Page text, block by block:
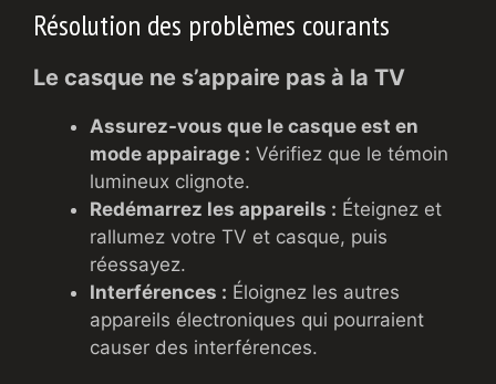
Résolution des problèmes courants
Le casque ne s’appaire pas à la TV
Assurez-vous que le casque est en
mode appairage : Vérifiez que le témoin
lumineux clignote.
Redémarrez les appareils : Éteignez et
rallumez votre TV et casque, puis
réessayez.
Interférences : Éloignez les autres
appareils électroniques qui pourraient
causer des interférences.